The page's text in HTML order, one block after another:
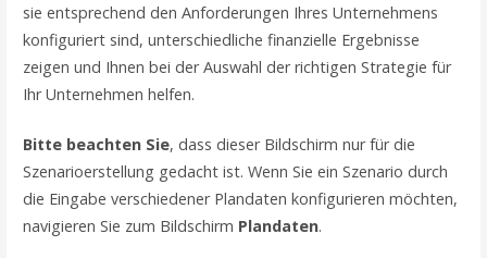
sie entsprechend den Anforderungen Ihres Unternehmens
konfiguriert sind, unterschiedliche finanzielle Ergebnisse
zeigen und Ihnen bei der Auswahl der richtigen Strategie für
Ihr Unternehmen helfen.
Bitte beachten Sie, dass dieser Bildschirm nur für die
Szenarioerstellung gedacht ist. Wenn Sie ein Szenario durch
die Eingabe verschiedener Plandaten konfigurieren möchten,
navigieren Sie zum Bildschirm Plandaten.